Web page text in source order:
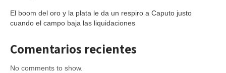
El boom del oro y la plata le da un respiro a Caputo justo
cuando el campo baja las liquidaciones
Comentarios recientes
No comments to show.